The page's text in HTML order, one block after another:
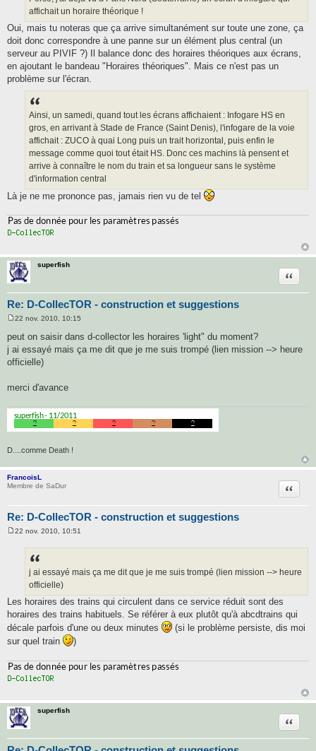
affichait un horaire théorique !
Oui, mais tu noteras que ça arrive simultanément sur toute une zone, ça
doit donc correspondre à une panne sur un élément plus central (un
serveur au PIVIF ?) Il balance donc des horaires théoriques aux écrans,
en ajoutant le bandeau "Horaires théoriques". Mais ce n'est pas un
problème sur l'écran.
Ainsi, un samedi, quand tout les écrans affichaient : Infogare HS en
gros, en arrivant à Stade de France (Saint Denis), l'infogare de la voie
affichait : ZUCO à quai Long puis un trait horizontal, puis enfin le
message comme quoi tout était HS. Donc ces machins là pensent et
arrive à connaître le nom du train et sa longueur sans le système
d'information central
Là je ne me prononce pas, jamais rien vu de tel
superfish
Re: D-CollecTOR - construction et suggestions
s
s
a
g
22 nov. 2010, 10:15
peut on saisir dans d-collector les horaires 'light" du moment?
j ai essayé mais ça me dit que je me suis trompé (lien mission --> heure
officielle)
merci d'avance
D....comme Death !
FrancoisL
Membre de SaDur
Re: D-CollecTOR - construction et suggestions
22 nov. 2010, 10:51
j ai essayé mais ça me dit que je me suis trompé (lien mission --> heure
officielle)
Les horaires des trains qui circulent dans ce service réduit sont des
horaires des trains habituels. Se référer à eux plutôt qu'à abcdtrains qui
décale parfois d'une ou deux minutes
(si le problème persiste, dis moi
sur quel train
)
superfish